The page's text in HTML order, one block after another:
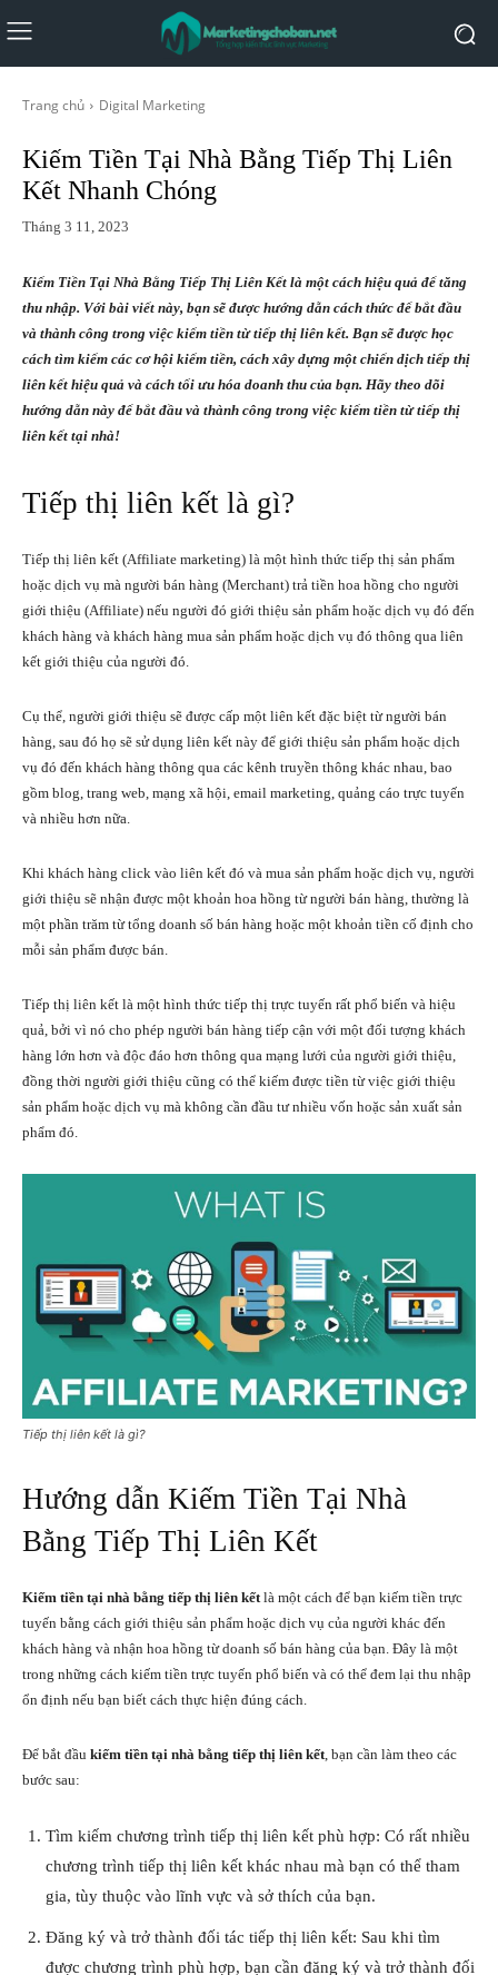
Trang chủ Digital Marketing
Kiếm Tiền Tại Nhà Bằng Tiếp Thị Liên
Kết Nhanh Chóng
Tháng 3 11, 2023
Kiếm Tiền Tại Nhà Bằng Tiếp Thị Liên Kết là một cách hiệu quả để tăng
thu nhập. Với bài viết này, bạn sẽ được hướng dẫn cách thức để bắt đầu
và thành công trong việc kiếm tiền từ tiếp thị liên kết. Bạn sẽ được học
cách tìm kiếm các cơ hội kiếm tiền, cách xây dựng một chiến dịch tiếp thị
liên kết hiệu quả và cách tối ưu hóa doanh thu của bạn. Hãy theo dõi
hướng dẫn này để bắt đầu và thành công trong việc kiếm tiền từ tiếp thị
liên kết tại nhà!
Tiếp thị liên kết là gì?
Tiếp thị liên kết (Affiliate marketing) là một hình thức tiếp thị sản phẩm
hoặc dịch vụ mà người bán hàng (Merchant) trả tiền hoa hồng cho người
giới thiệu (Affiliate) nếu người đó giới thiệu sản phẩm hoặc dịch vụ đó đến
khách hàng và khách hàng mua sản phẩm hoặc dịch vụ đó thông qua liên
kết giới thiệu của người đó.
Cụ thể, người giới thiệu sẽ được cấp một liên kết đặc biệt từ người bán
hàng, sau đó họ sẽ sử dụng liên kết này để giới thiệu sản phẩm hoặc dịch
vụ đó đến khách hàng thông qua các kênh truyền thông khác nhau, bao
gồm blog, trang web, mạng xã hội, email marketing, quảng cáo trực tuyến
và nhiều hơn nữa.
Khi khách hàng click vào liên kết đó và mua sản phẩm hoặc dịch vụ, người
giới thiệu sẽ nhận được một khoản hoa hồng từ người bán hàng, thường là
một phần trăm từ tổng doanh số bán hàng hoặc một khoản tiền cố định cho
mỗi sản phẩm được bán.
Tiếp thị liên kết là một hình thức tiếp thị trực tuyến rất phổ biến và hiệu
quả, bởi vì nó cho phép người bán hàng tiếp cận với một đối tượng khách
hàng lớn hơn và độc đáo hơn thông qua mạng lưới của người giới thiệu,
đồng thời người giới thiệu cũng có thể kiếm được tiền từ việc giới thiệu
sản phẩm hoặc dịch vụ mà không cần đầu tư nhiều vốn hoặc sản xuất sản
phẩm đó.
Tiếp thị liên kết là gì?
Hướng dẫn Kiếm Tiền Tại Nhà
Bằng Tiếp Thị Liên Kết
Kiếm tiền tại nhà bằng tiếp thị liên kết là một cách để bạn kiếm tiền trực
tuyến bằng cách giới thiệu sản phẩm hoặc dịch vụ của người khác đến
khách hàng và nhận hoa hồng từ doanh số bán hàng của bạn. Đây là một
trong những cách kiếm tiền trực tuyến phổ biến và có thể đem lại thu nhập
ổn định nếu bạn biết cách thực hiện đúng cách.
Để bắt đầu kiếm tiền tại nhà bằng tiếp thị liên kết , bạn cần làm theo các
bước sau:
Tìm kiếm chương trình tiếp thị liên kết phù hợp: Có rất nhiều
chương trình tiếp thị liên kết khác nhau mà bạn có thể tham
gia, tùy thuộc vào lĩnh vực và sở thích của bạn.
Đăng ký và trở thành đối tác tiếp thị liên kết: Sau khi tìm
được chương trình phù hợp, bạn cần đăng ký và trở thành đối